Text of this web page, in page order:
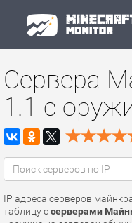
Сервера
1.1 с
IP адреса серверов
таблицу ссерверами